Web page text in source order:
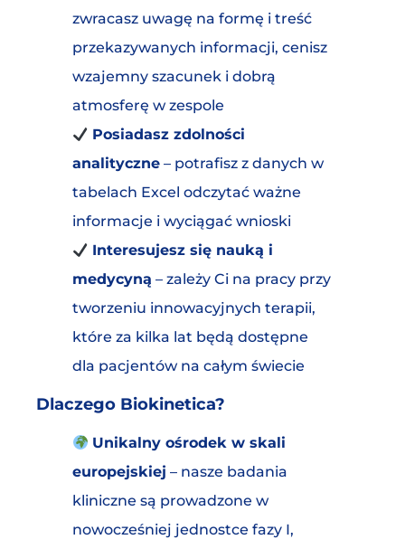
zwracasz uwagę na formę i treść
przekazywanych informacji, cenisz
wzajemny szacunek i dobrą
atmosferę w zespole
Posiadasz zdolności
analityczne – potrafisz z danych w
tabelach Excel odczytać ważne
informacje i wyciągać wnioski
Interesujesz się nauką i
medycyną – zależy Ci na pracy przy
tworzeniu innowacyjnych terapii,
które za kilka lat będą dostępne
dla pacjentów na całym świecie
Dlaczego Biokinetica?
Unikalny ośrodek w skali
europejskiej – nasze badania
kliniczne są prowadzone w
nowocześniej jednostce fazy I,